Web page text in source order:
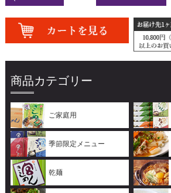
商品カテゴリー
ご家庭用
季節限定メニュー
乾麺